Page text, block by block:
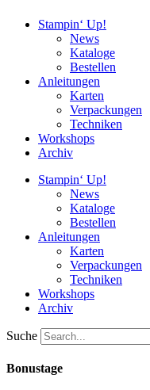
Stampin‘ Up!
News
Kataloge
Bestellen
Anleitungen
Karten
Verpackungen
Techniken
Workshops
Archiv
Stampin‘ Up!
News
Kataloge
Bestellen
Anleitungen
Karten
Verpackungen
Techniken
Workshops
Archiv
Suche
Bonustage